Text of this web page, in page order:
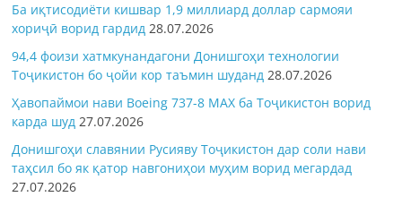
Ба иқтисодиёти кишвар 1,9 миллиард доллар сармояи
хориҷӣ ворид гардид 28.07.2026
94,4 фоизи хатмкунандагони Донишгоҳи технологии
Тоҷикистон бо ҷойи кор таъмин шуданд 28.07.2026
Ҳавопаймои нави Boeing 737-8 MAX ба Тоҷикистон ворид
карда шуд 27.07.2026
Донишгоҳи славянии Русияву Тоҷикистон дар соли нави
таҳсил бо як қатор навгониҳои муҳим ворид мегардад
27.07.2026